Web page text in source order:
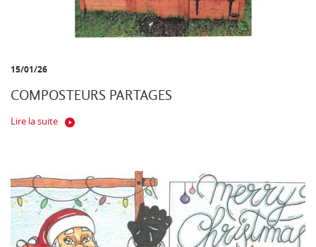
15/01/26
COMPOSTEURS PARTAGES
Lire la suite